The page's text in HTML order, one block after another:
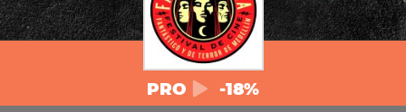
PRO -18%